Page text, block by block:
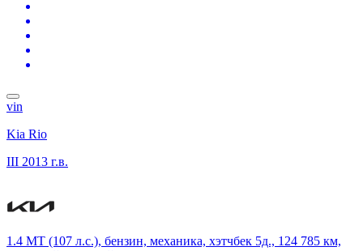
vin
Kia Rio
III 2013 г.в.
1.4 MT (107 л.с.), бензин, механика, хэтчбек 5д., 124 785 км,